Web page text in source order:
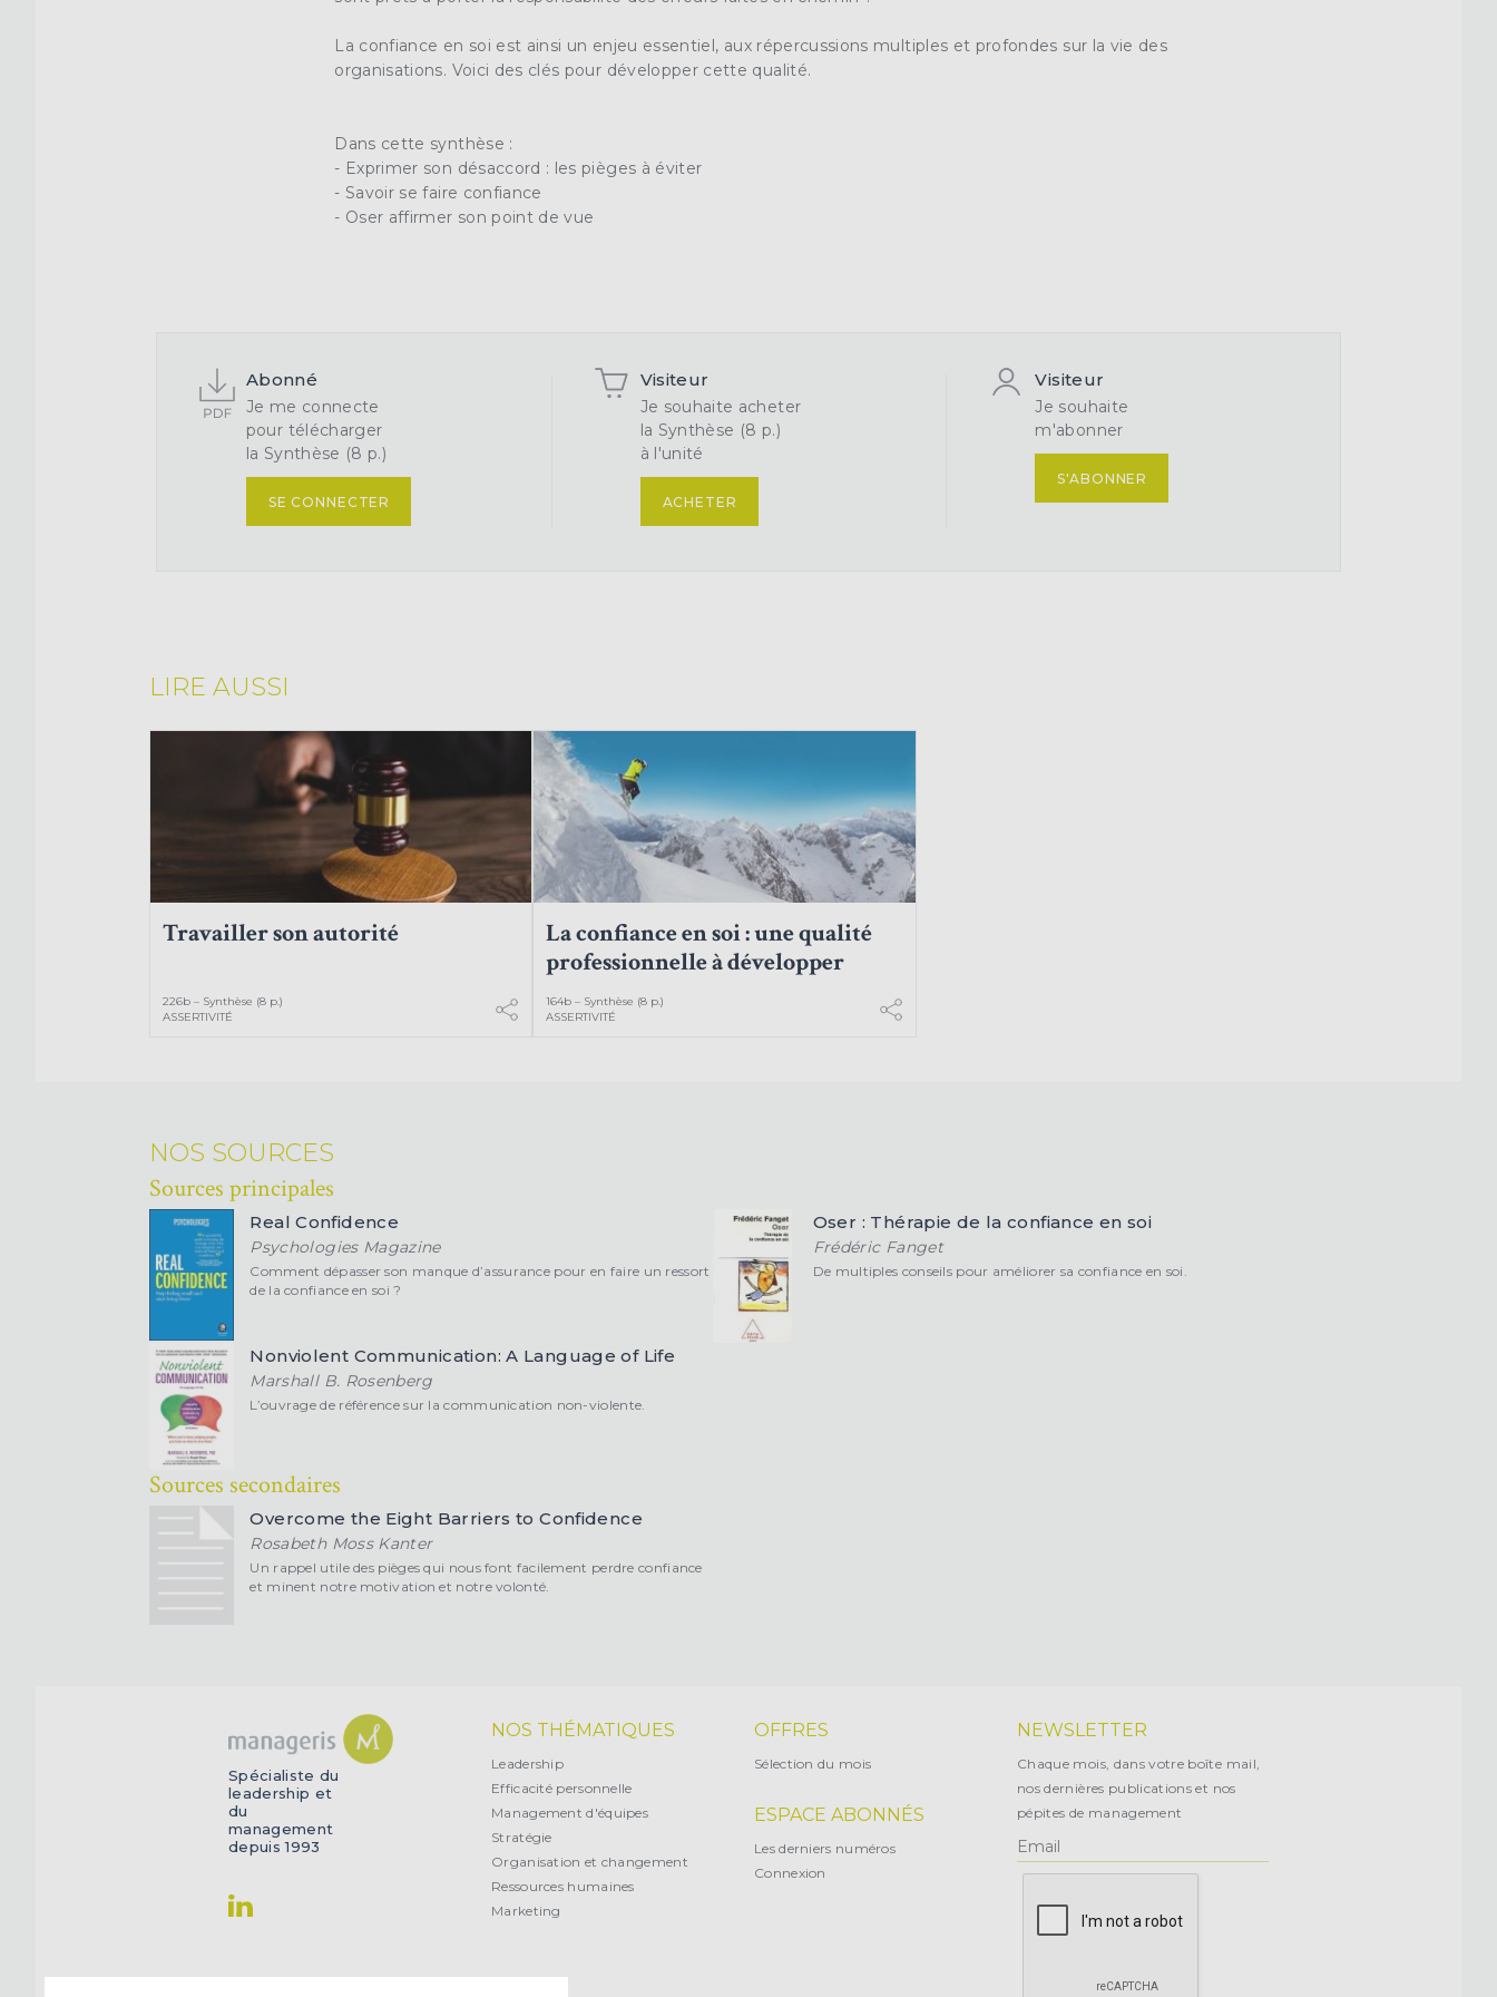
La confiance en soi est ainsi un enjeu essentiel, aux répercussions multiples et profondes sur la vie des
organisations. Voici des clés pour développer cette qualité.
Dans cette synthèse :
- Exprimer son désaccord : les pièges à éviter
- Savoir se faire confiance
- Oser affirmer son point de vue
Abonné
Je me connecte
pour télécharger
la Synthèse (8 p.)
SE CONNECTER
Visiteur
Je souhaite acheter
la Synthèse (8 p.)
à l'unité
ACHETER
Visiteur
Je souhaite
m'abonner
S'ABONNER
LIRE AUSSI
Travailler son autorité
226b – Synthèse (8 p.)
ASSERTIVITÉ
La confiance en soi : une qualité
professionnelle à développer
164b – Synthèse (8 p.)
ASSERTIVITÉ
NOS SOURCES
Sources principales
Real Confidence
Psychologies Magazine
Comment dépasser son manque d’assurance pour en faire un ressort
de la confiance en soi ?
Oser : Thérapie de la confiance en soi
Frédéric Fanget
De multiples conseils pour améliorer sa confiance en soi.
Nonviolent Communication: A Language of Life
Marshall B. Rosenberg
L’ouvrage de référence sur la communication non-violente.
Sources secondaires
Overcome the Eight Barriers to Confidence
Rosabeth Moss Kanter
Un rappel utile des pièges qui nous font facilement perdre confiance
et minent notre motivation et notre volonté.
Spécialiste du
leadership et
du
management
depuis 1993
NOS THÉMATIQUES
Leadership
Efficacité personnelle
Management d'équipes
Stratégie
Organisation et changement
Ressources humaines
Marketing
OFFRES
Sélection du mois
ESPACE ABONNÉS
Les derniers numéros
Connexion
NEWSLETTER
Chaque mois, dans votre boîte mail,
nos dernières publications et nos
pépites de management